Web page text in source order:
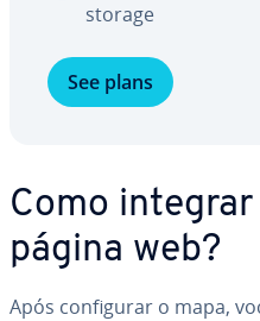
storage
See plans
Como
página web?
Após con­fi­gu­rar o mapa,